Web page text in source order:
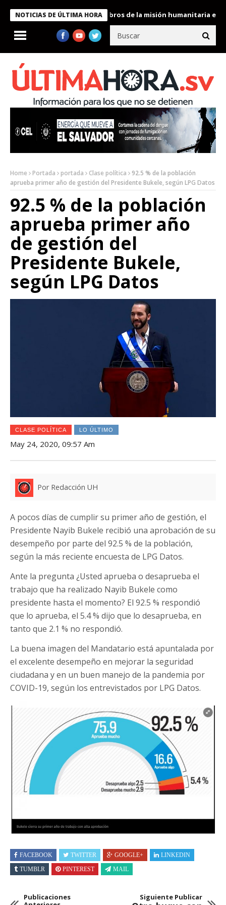
NOTICIAS DE ÚLTIMA HORA
Bukele condecora a miembros de la misión humanitaria enviada
Home Portada portada Clase política
92.5 % de la población
aprueba primer año de gestión del Presidente Bukele, según LPG Datos
92.5 % de la población
aprueba primer año
de gestión del
Presidente Bukele,
según LPG Datos
CLASE POLÍTICA LO ÚLTIMO
May 24, 2020, 09:57 Am
Por Redacción UH
A pocos días de cumplir su primer año de gestión, el
Presidente Nayib Bukele recibió una aprobación de su
desempeño por parte del 92.5 % de la población,
según la más reciente encuesta de LPG Datos.
Ante la pregunta ¿Usted aprueba o desaprueba el
trabajo que ha realizado Nayib Bukele como
presidente hasta el momento? El 92.5 % respondió
que lo aprueba, el 5.4 % dijo que lo desaprueba, en
tanto que 2.1 % no respondió.
La buena imagen del Mandatario está apuntalada por
el excelente desempeño en mejorar la seguridad
ciudadana y en un buen manejo de la pandemia por
COVID-19, según los entrevistados por LPG Datos.
FACEBOOK TWITTER GOOGLE+
LINKEDIN
TUMBLR
PINTEREST MAIL
Publicaciones
Siguiente Publicar